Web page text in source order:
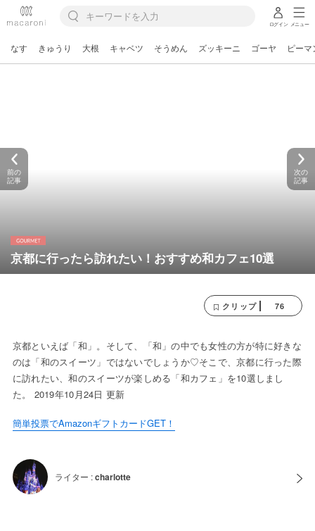
ログイン メニュー
なす きゅうり 大根 キャベツ そうめん ズッキーニ ゴーヤ ピーマ
京都に行ったら訪れたい！おすすめ和カフェ10選
前の
記事
次の
記事
クリップ 76
京都といえば「和」。そして、「和」の中でも女性の方が特に好きな
のは「和のスイーツ」ではないでしょうか♡そこで、京都に行った際
に訪れたい、和のスイーツが楽しめる「和カフェ」を10選しまし
た。 2019年10月24日 更新
簡単投票でAmazonギフトカードGET！
ライター :charlotte